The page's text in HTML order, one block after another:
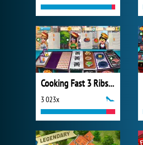
Cooking Fast 3 Ribs and Pancakes
3 023x